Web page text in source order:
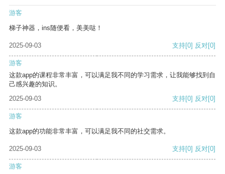
游客
梯子神器，ins随便看，美美哒！
2025-09-03 支持[0] 反对[0]
游客
这款app的课程非常丰富，可以满足我不同的学习需求，让我能够找到自
己感兴趣的知识。
2025-09-03
支持[0] 反对[0]
游客
这款app的功能非常丰富，可以满足我不同的社交需求。
2025-09-03 支持[0] 反对[0]
游客